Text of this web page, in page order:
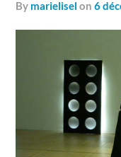
by marielisel on6